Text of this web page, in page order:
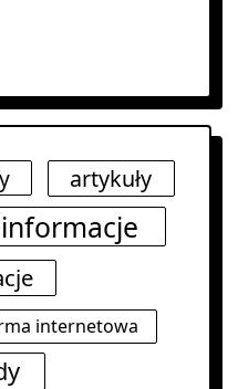
artykuły
informacje
internetowa